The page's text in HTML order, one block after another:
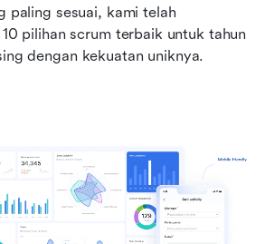
paling sesuai, kami telah
pilihan scrum terbaik untuk tahun
dengan kekuatan uniknya.